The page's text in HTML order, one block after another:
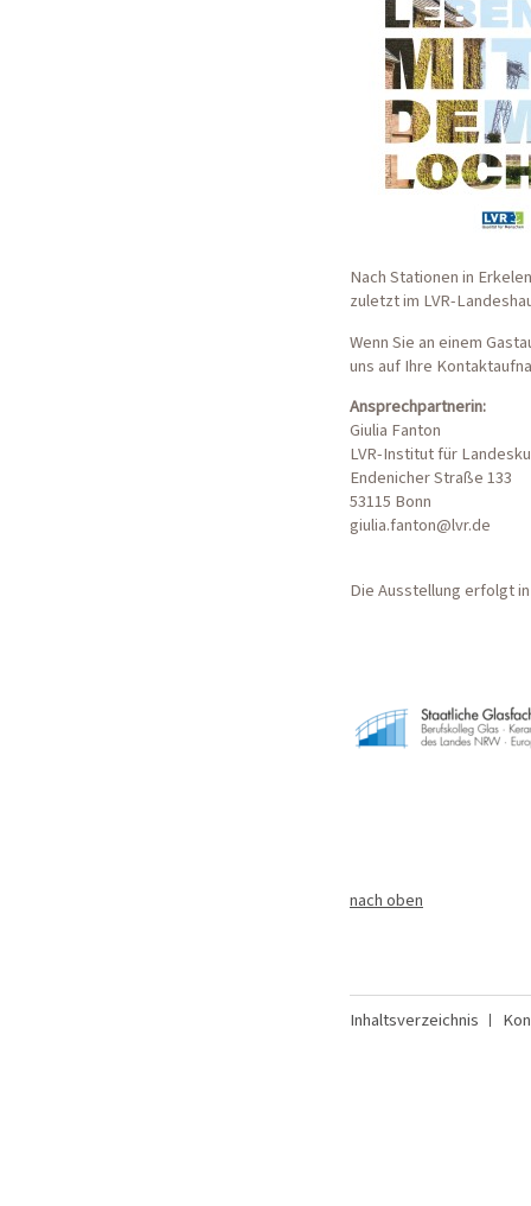
Nach Stationen in
zuletzt im LVR-
Wenn Sie an einem
uns auf Ihre
Ansprechpartnerin:
Giulia Fanton
LVR-Institut für
Endenicher Straße 133
53115 Bonn
giulia.fanton@lvr.de
Die Ausstellung erfolgt
nach oben
Inhaltsverzeichnis